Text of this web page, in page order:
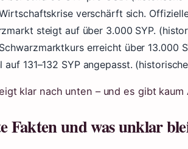
verschärft sich.
steigt auf über 3.000 SYP.
Schwarzmarktkurs erreicht über 13.000
auf 131–132 SYP angepasst.
klar nach unten – und es gibt
Fakten und was unklar